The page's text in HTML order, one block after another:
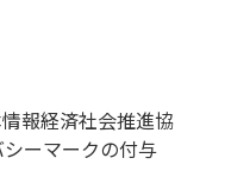
報経済社会推進協
ーマークの付与